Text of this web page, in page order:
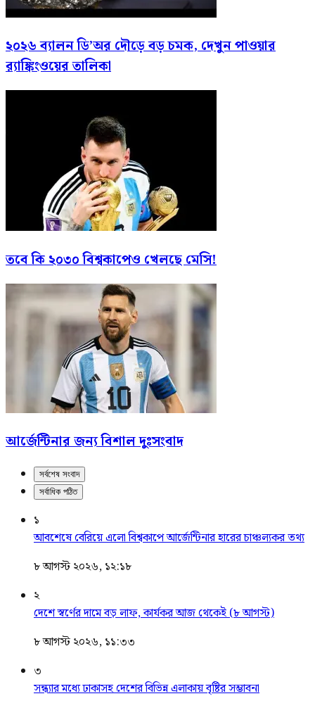
২০২৬ ব্যালন ডি’অর দৌড়ে বড় চমক, দেখুন পাওয়ার
র‍্যাঙ্কিংওয়ের তালিকা
তবে কি ২০৩০ বিশ্বকাপেও খেলছে মেসি!
আর্জেন্টিনার জন্য বিশাল দুঃসংবাদ
সর্বশেষ সংবাদ
সর্বাধিক পঠিত
১
আবশেষে বেরিয়ে এলো বিশ্বকাপে আর্জেন্টিনার হারের চাঞ্চল্যকর তথ্য
৮ আগস্ট ২০২৬, ১২:১৮
২
দেশে স্বর্ণের দামে বড় লাফ, কার্যকর আজ থেকেই (৮ আগস্ট)
৮ আগস্ট ২০২৬, ১১:৩৩
৩
সন্ধ্যার মধ্যে ঢাকাসহ দেশের বিভিন্ন এলাকায় বৃষ্টির সম্ভাবনা